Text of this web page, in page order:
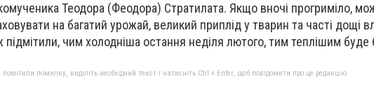
Теодора (Феодора) Стратилата. Якщо вночі прогриміло,
на багатий урожай, великий приплід у тварин та часті дощі
підмітили, чим холодніша остання неділя лютого, тим теплішим буде
помилку, виділіть необхідний текст і натисніть Ctrl + Enter, щоб повідомити про це редакцію